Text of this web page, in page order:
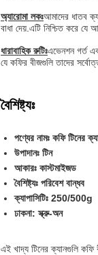
অ্যারোমা লকঃআমাদের ধাতব
বাধা দেয়.এটি নিশ্চিত করে
ধারাবাহিক রুটিঃএভেনশন গর্ত
যে কফির বীজগুলি তাদের
বৈশিষ্ট্যঃ
পণ্যের নামঃ কফি টিনের
উপাদানঃ টিন
আকারঃ কাস্টমাইজড
বৈশিষ্ট্যঃ পরিবেশ বান্ধব
ক্যাপাসিটিঃ 250/500g
ঢাকনা: স্ক্রু-অন
এই খাদ্য টিনের ক্যানগুলি